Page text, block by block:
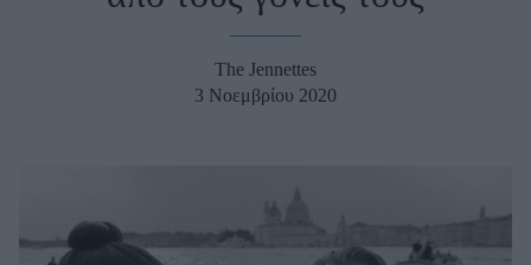
Ψυχολογία
The Jennettes
3 Νοεμβρίου 2020